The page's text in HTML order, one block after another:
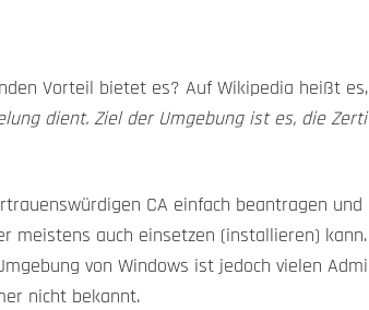
Vorteil bietet es? Auf Wikipedia heißt
dient. Ziel der Umgebung ist es, die
CA einfach beantragen
meistens auch einsetzen (installieren)
von Windows ist jedoch vielen
nicht bekannt.